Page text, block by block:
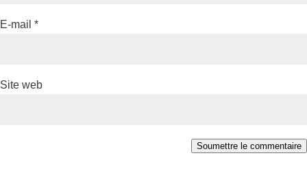
E-mail *
Site web
Soumettre le commentaire